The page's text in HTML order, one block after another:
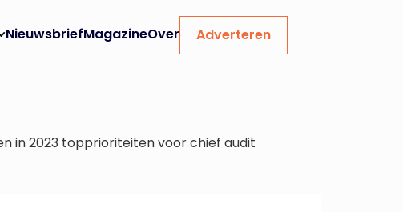
NieuwsbriefMagazineOver Adverteren
in 2023 topprioriteiten voor chief audit